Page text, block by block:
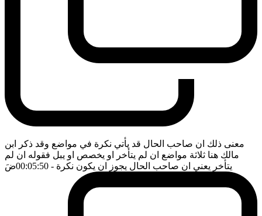
معنى ذلك ان صاحب الحال قد يأتي نكرة في مواضع وقد ذكر ابن
مالك هنا ثلاثة مواضع ان لم يتأخر او يخصص او يبل فقوله ان لم
يتأخر يعني ان صاحب الحال يجوز ان يكون نكرة - 00:05:50 ضَ